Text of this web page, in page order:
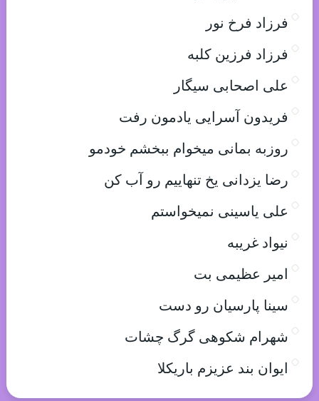
فرزاد فرخ نور
فرزاد فرزین کلبه
علی اصحابی سیگار
فریدون آسرایی یادمون رفت
روزبه بمانی میخوام ببخشم خودمو
رضا یزدانی یخ تنهاییم رو آب کن
علی یاسینی نمیخواستم
نیواد غریبه
امیر عظیمی بت
سینا پارسیان رو دست
شهرام شکوهی گرگ چشات
ایوان بند عزیزم باریکلا